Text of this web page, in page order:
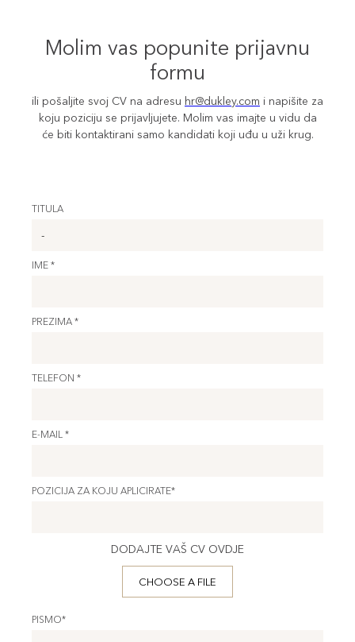
Molim vas popunite prijavnu
formu
ili pošaljite svoj CV na adresu hr@dukley.com i napišite za
koju poziciju se prijavljujete. Molim vas imajte u vidu da
će biti kontaktirani samo kandidati koji uđu u uži krug.
TITULA
IME *
PREZIMA *
TELEFON *
E-MAIL *
POZICIJA ZA KOJU APLICIRATE*
DODAJTE VAŠ CV OVDJE
CHOOSE A FILE
PISMO*